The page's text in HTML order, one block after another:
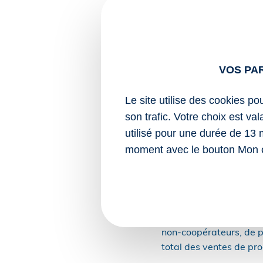
Il est précisé que les
produits
conclus directement
Par conséquent, les
permettre à la
non-coopérateurs, de
total des ventes de
VOS
Le site utilise des cookies
son trafic. Votre choix est
utilisé pour une durée de 13
moment avec le bouton